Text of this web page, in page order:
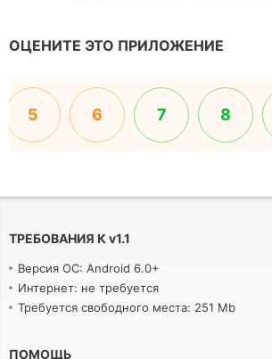
ОЦЕНИТЕ ЭТО ПРИЛОЖЕНИЕ
5 6 7 8
ТРЕБОВАНИЯ К v1.1
Версия ОС: Android 6.0+
Интернет: не требуется
Требуется свободного места: 251 Mb
ПОМОЩЬ